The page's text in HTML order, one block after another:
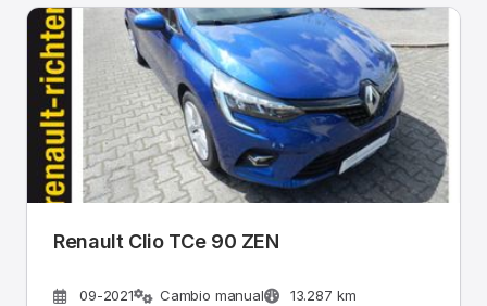
Renault Clio TCe 90 ZEN
09-2021 Cambio manual
13.287 km